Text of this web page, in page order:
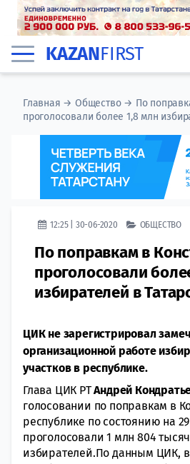
KAZANFIRST
Главная →Общество→ По
проголосовали более 1,8 млн
12:25 | 30-06-2020 ОБЩЕСТВО
По поправкам в
проголосовали
избирателей в
ЦИК не зарегистрировал
организационной работе
участков в республике.
Глава ЦИК РТАндрей
голосовании по поправкам в
республике по состоянию на
проголосовали 1 млн 804
избирателей.По данным ЦИК,